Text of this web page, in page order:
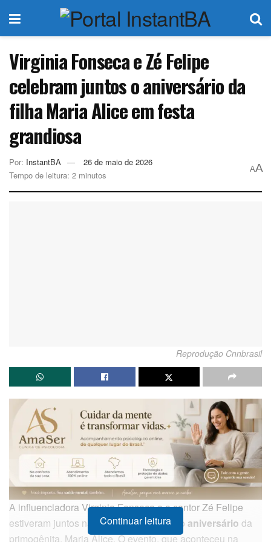
Virginia Fonseca e Zé Felipe
celebram juntos o aniversário da
filha Maria Alice em festa
grandiosa
Por: InstantBA
26 de maio de 2026
Tempo de leitura: 2 minutos
AA
Reprodução Cnnbrasil
A influenciadora Virginia Fonseca e o cantor Zé Felipe
estiveram juntos na celebração do quinto aniversário da
primogênita, Maria Alice. O evento, que aconteceu na
Continuar leitura